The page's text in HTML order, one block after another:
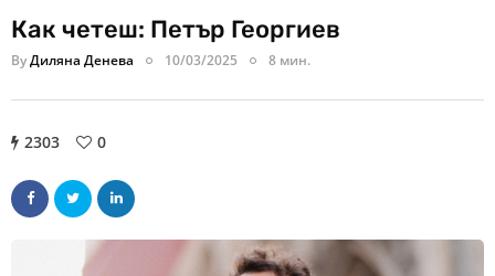
Как четеш: Петър Георгиев
ByДиляна Денева 10/03/2025 8 мин.
2303 0